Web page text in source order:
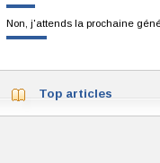
Non, j'attends la prochaine
Top articles